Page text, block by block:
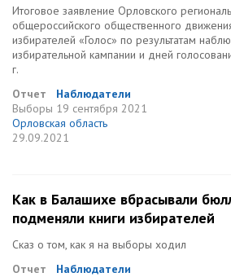
Итоговое заявление Орловского
общероссийского общественного
избирателей «Голос» по результатам
избирательной кампании и дней
г.
Отчет
Наблюдатели
Выборы 19 сентября 2021
Орловская область
29.09.2021
Как в Балашихе вбрасывали
подменяли книги избирателей
Сказ о том, как я на выборы ходил
Отчет
Наблюдатели